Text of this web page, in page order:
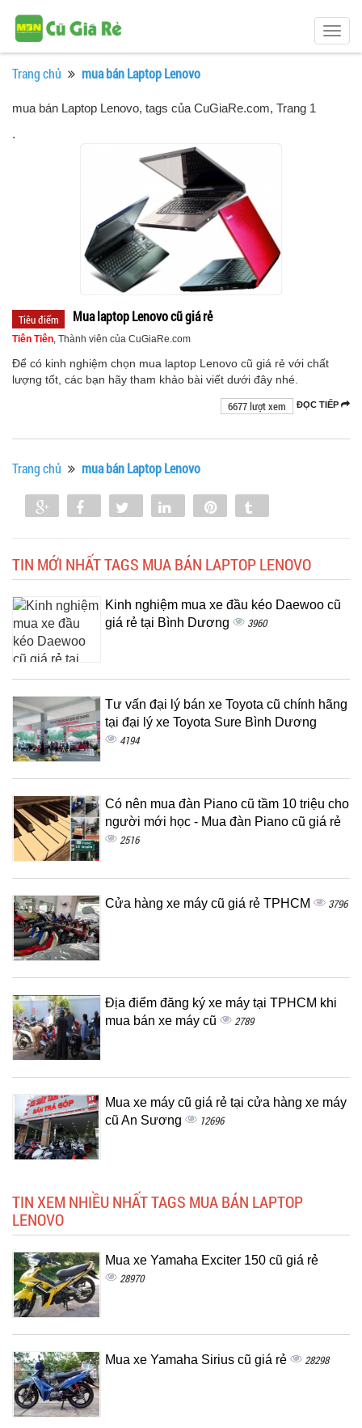
Trang chủ mua bán Laptop Lenovo
mua bán Laptop Lenovo, tags của CuGiaRe.com, Trang 1
.
Tiêu điểm Mua laptop Lenovo cũ giá rẻ
Tiên Tiên, Thành viên của CuGiaRe.com
Để có kinh nghiệm chọn mua laptop Lenovo cũ giá rẻ với chất
lượng tốt, các bạn hãy tham khảo bài viết dưới đây nhé.
ĐỌC TIẾP
6677 lượt xem
Trang chủ mua bán Laptop Lenovo
Share Share Tweet Share
TIN MỚI NHẤT TAGS MUA BÁN LAPTOP LENOVO
Kinh nghiệm mua xe đầu kéo Daewoo cũ
giá rẻ tại Bình Dương
3960
Tư vấn đại lý bán xe Toyota cũ chính hãng
tại đại lý xe Toyota Sure Bình Dương
4194
Có nên mua đàn Piano cũ tầm 10 triệu cho
người mới học - Mua đàn Piano cũ giá rẻ
2516
Cửa hàng xe máy cũ giá rẻ TPHCM 3796
Địa điểm đăng ký xe máy tại TPHCM khi
mua bán xe máy cũ
2789
Mua xe máy cũ giá rẻ tại cửa hàng xe máy
cũ An Sương
12696
TIN XEM NHIỀU NHẤT TAGS MUA BÁN LAPTOP
LENOVO
Mua xe Yamaha Exciter 150 cũ giá rẻ
28970
Mua xe Yamaha Sirius cũ giá rẻ 28298